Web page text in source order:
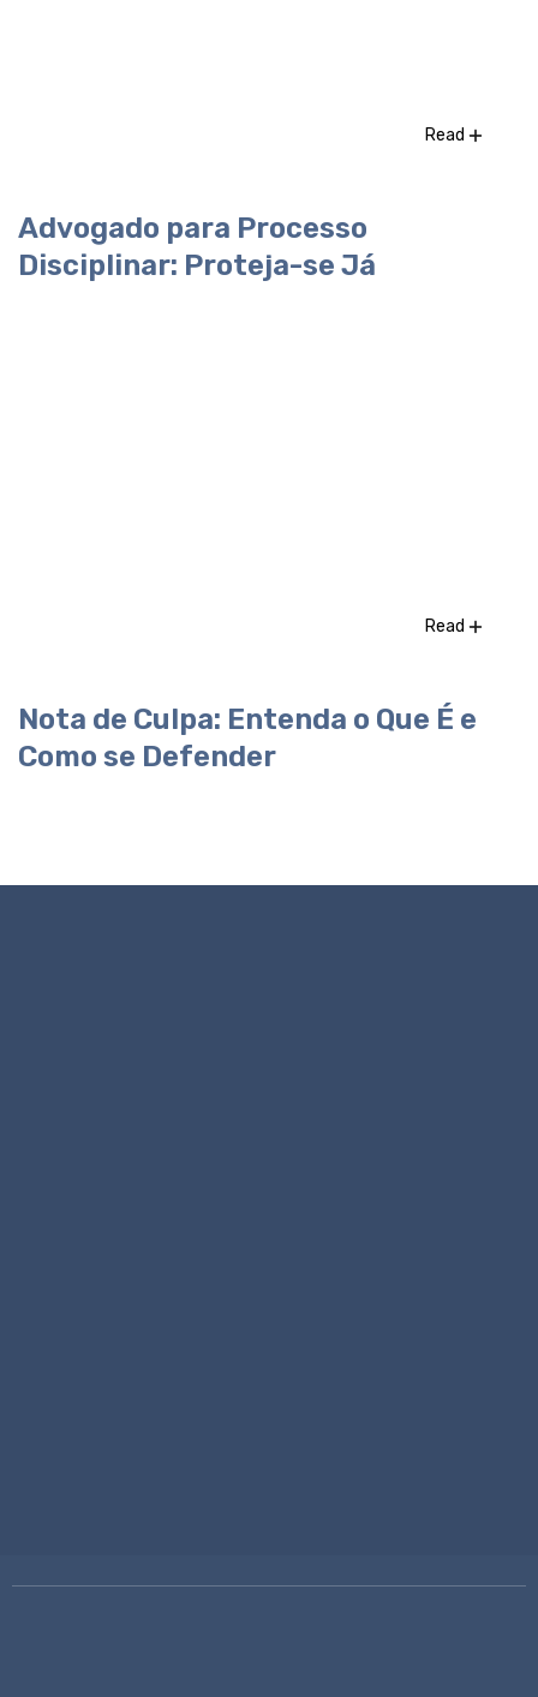
Read
Advogado para Processo
Disciplinar: Proteja-se Já
Read
Nota de Culpa: Entenda o Que É e
Como se Defender